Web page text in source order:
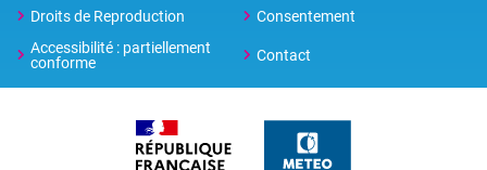
Droits de Reproduction
Consentement
Accessibilité : partiellement
conforme
Contact